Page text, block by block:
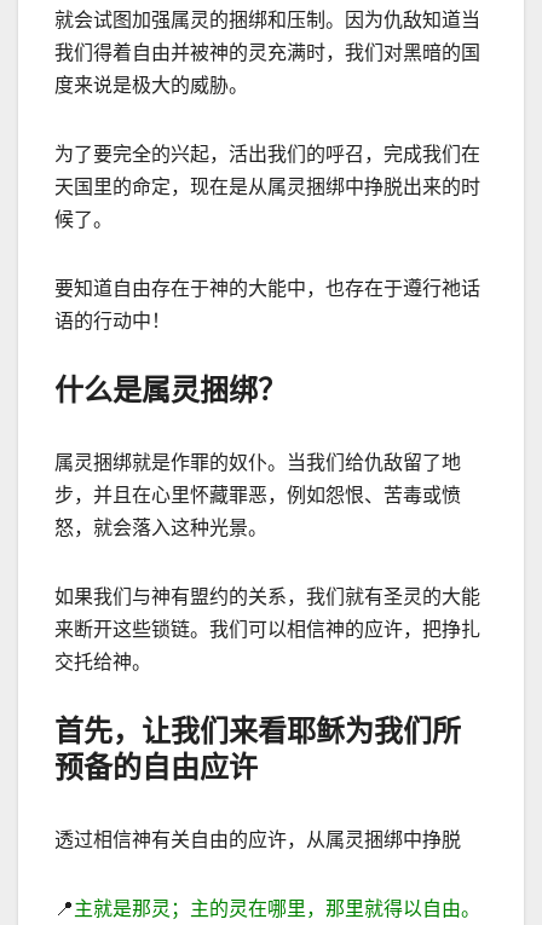
就会试图加强属灵的捆绑和压制。因为仇敌知道当
我们得着自由并被神的灵充满时，我们对黑暗的国
度来说是极大的威胁。
为了要完全的兴起，活出我们的呼召，完成我们在
天国里的命定，现在是从属灵捆绑中挣脱出来的时
候了。
要知道自由存在于神的大能中，也存在于遵行祂话
语的行动中！
什么是属灵捆绑？
属灵捆绑就是作罪的奴仆。当我们给仇敌留了地
步，并且在心里怀藏罪恶，例如怨恨、苦毒或愤
怒，就会落入这种光景。
如果我们与神有盟约的关系，我们就有圣灵的大能
来断开这些锁链。我们可以相信神的应许，把挣扎
交托给神。
首先，让我们来看耶稣为我们所
预备的自由应许
透过相信神有关自由的应许，从属灵捆绑中挣脱
📍主就是那灵；主的灵在哪里，那里就得以自由。